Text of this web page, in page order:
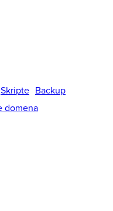
Skripte Backup
domena